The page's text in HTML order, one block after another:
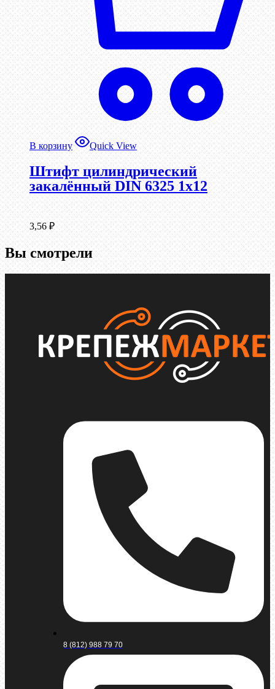
В корзину Quick View
Штифт цилиндрический
закалённый DIN 6325 1х12
3,56 ₽
Вы смотрели
8 (812) 988 79 70